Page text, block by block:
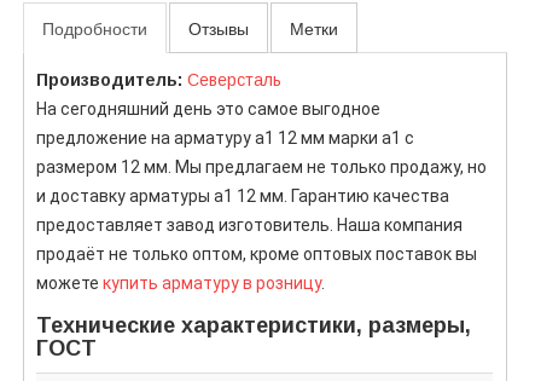
Подробности Отзывы Метки
Производитель: Северсталь
На сегодняшний день это самое выгодное
предложение на арматуру а1 12 мм марки а1 с
размером 12 мм. Мы предлагаем не только продажу, но
и доставку арматуры а1 12 мм. Гарантию качества
предоставляет завод изготовитель. Наша компания
продаёт не только оптом, кроме оптовых поставок вы
можетекупить арматуру в розницу.
Технические характеристики, размеры,
ГОСТ